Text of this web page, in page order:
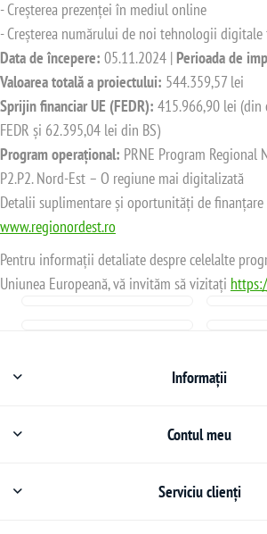
- Creșterea prezenței în mediul online
- Creșterea numărului de noi tehnologii
Data de începere: 05.11.2024 | Perioada de
Valoarea totală a proiectului: 544.359,57 lei
Sprijin financiar UE (FEDR): 415.966,90 lei (din
FEDR și 62.395,04 lei din BS)
Program operațional: PRNE Program Regional
P2.P2. Nord-Est – O regiune mai digitalizată
Detalii suplimentare și oportunități de finanțare
www.regionordest.ro
Pentru informații detaliate despre celelalte
Uniunea Europeană, vă invităm să vizitați
Informații
Contul meu
Serviciu clienți